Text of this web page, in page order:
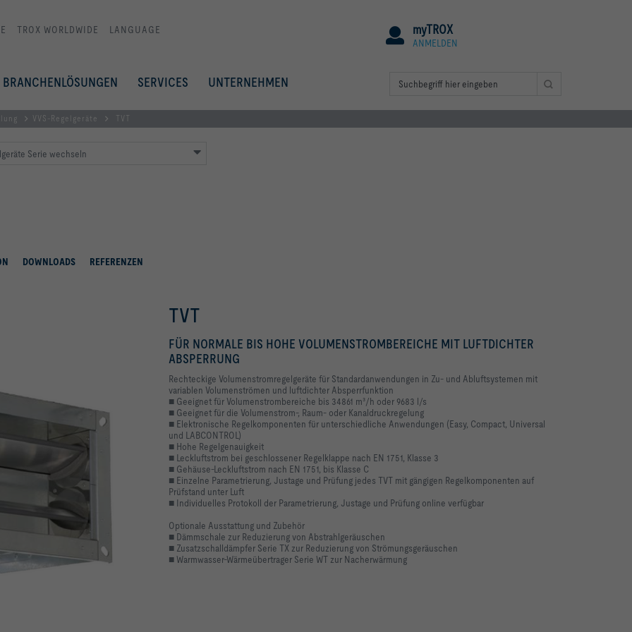
TROX WORLDWIDE LANGUAGE myTROX
ANMELDEN
BRANCHENLÖSUNGEN SERVICES UNTERNEHMEN
VVS-Regelgeräte TVT
Serie wechseln
DOWNLOADS REFERENZEN
TVT
FÜR NORMALE BIS HOHE VOLUMENSTROMBEREICHE MIT LUFTDICHTER
ABSPERRUNG
Rechteckige Volumenstromregelgeräte für Standardanwendungen in Zu- und Abluftsystemen mit
variablen Volumenströmen und luftdichter Absperrfunktion
■ Geeignet für Volumenstrombereiche bis 34861 m³/h oder 9683 l/s
■ Geeignet für die Volumenstrom-, Raum- oder Kanaldruckregelung
■ Elektronische Regelkomponenten für unterschiedliche Anwendungen (Easy, Compact, Universal
und LABCONTROL)
■ Hohe Regelgenauigkeit
■ Leckluftstrom bei geschlossener Regelklappe nach EN 1751, Klasse 3
■ Gehäuse-Leckluftstrom nach EN 1751, bis Klasse C
■ Einzelne Parametrierung, Justage und Prüfung jedes TVT mit gängigen Regelkomponenten auf
Prüfstand unter Luft
■ Individuelles Protokoll der Parametrierung, Justage und Prüfung online verfügbar
Optionale Ausstattung und Zubehör
■ Dämmschale zur Reduzierung von Abstrahlgeräuschen
■ Zusatzschalldämpfer Serie TX zur Reduzierung von Strömungsgeräuschen
■ Warmwasser-Wärmeübertrager Serie WT zur Nacherwärmung